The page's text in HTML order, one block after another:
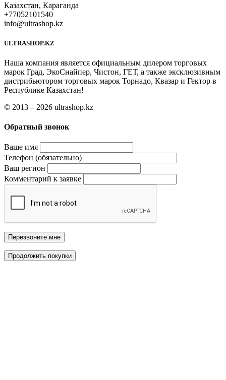
Казахстан, Караганда
+77052101540
info@ultrashop.kz
ULTRASHOP.KZ
Наша компания является официальным дилером торговых
марок Град, ЭкоСнайпер, Чистон, ГЕТ, а также эксклюзивным
дистрибьютором торговых марок Торнадо, Квазар и Гектор в
Республике Казахстан!
© 2013 – 2026 ultrashop.kz
Обратный звонок
Ваше имя
Телефон (обязательно)
Ваш регион
Комментарий к заявке
Перезвоните мне
Продолжить покупки